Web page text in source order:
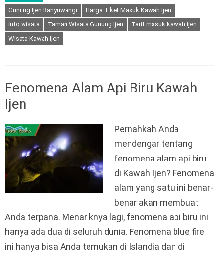
Gunung Ijen Banyuwangi
Harga Tiket Masuk Kawah Ijen
info wisata
Taman Wisata Gunung Ijen
Tarif masuk kawah ijen
Wisata Kawah Ijen
Fenomena Alam Api Biru Kawah
Ijen
Pernahkah Anda
mendengar tentang
fenomena alam api biru
di Kawah Ijen? Fenomena
alam yang satu ini benar-
benar akan membuat
Anda terpana. Menariknya lagi, fenomena api biru ini
hanya ada dua di seluruh dunia. Fenomena blue fire
ini hanya bisa Anda temukan di Islandia dan di